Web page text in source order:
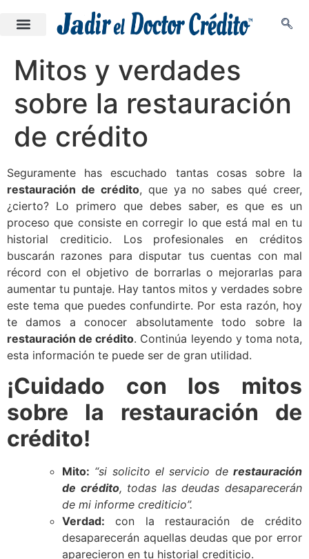
Mitos y verdades
sobre la restauración
de crédito
Seguramente has escuchado tantas cosas sobre la
restauración de crédito, que ya no sabes qué creer,
¿cierto? Lo primero que debes saber, es que es un
proceso que consiste en corregir lo que está mal en tu
historial crediticio. Los profesionales en créditos
buscarán razones para disputar tus cuentas con mal
récord con el objetivo de borrarlas o mejorarlas para
aumentar tu puntaje. Hay tantos mitos y verdades sobre
este tema que puedes confundirte. Por esta razón, hoy
te damos a conocer absolutamente todo sobre la
restauración de crédito. Continúa leyendo y toma nota,
esta información te puede ser de gran utilidad.
¡Cuidado con los mitos
sobre la restauración de
crédito!
Mito: “si solicito el servicio derestauración
de crédito, todas las deudas desaparecerán
de mi informe crediticio”.
Verdad: con la restauración de crédito
desaparecerán aquellas deudas que por error
aparecieron en tu historial crediticio.